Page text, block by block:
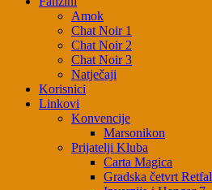
Amok
Chat Noir 1
Chat Noir 2
Chat Noir 3
Natječaji
Korisnici
Linkovi
Konvencije
Marsonikon
Prijatelji Kluba
Carta Magica
Gradska četvrt